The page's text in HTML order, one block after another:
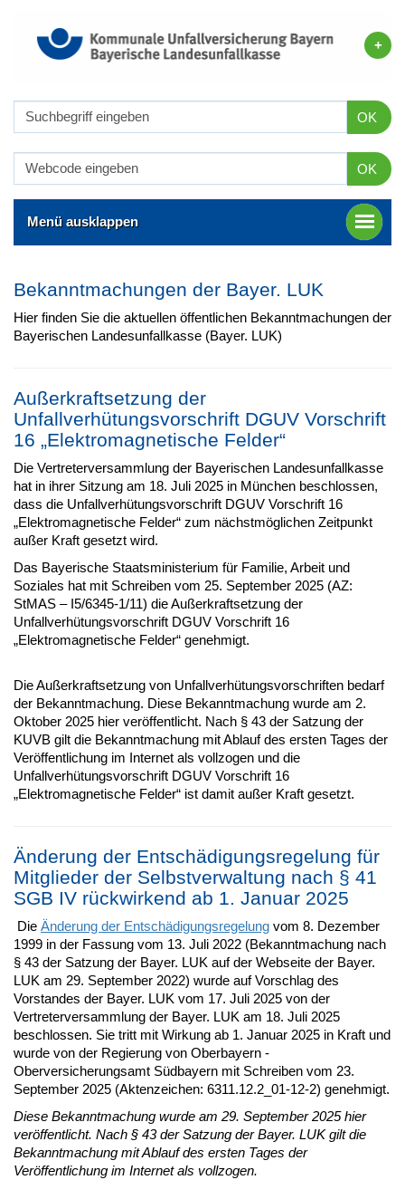
OK
OK
Menü ausklappen
Bekanntmachungen der Bayer. LUK
Hier finden Sie die aktuellen öffentlichen Bekanntmachungen der
Bayerischen Landesunfallkasse (Bayer. LUK)
Außerkraftsetzung der
Unfallverhütungsvorschrift DGUV Vorschrift
16 „Elektromagnetische Felder“
Die Vertreterversammlung der Bayerischen Landesunfallkasse
hat in ihrer Sitzung am 18. Juli 2025 in München beschlossen,
dass die Unfallverhütungsvorschrift DGUV Vorschrift 16
„Elektromagnetische Felder“ zum nächstmöglichen Zeitpunkt
außer Kraft gesetzt wird.
Das Bayerische Staatsministerium für Familie, Arbeit und
Soziales hat mit Schreiben vom 25. September 2025 (AZ:
StMAS – I5/6345-1/11) die Außerkraftsetzung der
Unfallverhütungsvorschrift DGUV Vorschrift 16
„Elektromagnetische Felder“ genehmigt.
Die Außerkraftsetzung von Unfallverhütungsvorschriften bedarf
der Bekanntmachung. Diese Bekanntmachung wurde am 2.
Oktober 2025 hier veröffentlicht. Nach § 43 der Satzung der
KUVB gilt die Bekanntmachung mit Ablauf des ersten Tages der
Veröffentlichung im Internet als vollzogen und die
Unfallverhütungsvorschrift DGUV Vorschrift 16
„Elektromagnetische Felder“ ist damit außer Kraft gesetzt.
Änderung der Entschädigungsregelung für
Mitglieder der Selbstverwaltung nach § 41
SGB IV rückwirkend ab 1. Januar 2025
Die Änderung der Entschädigungsregelung vom 8. Dezember
1999 in der Fassung vom 13. Juli 2022 (Bekanntmachung nach
§ 43 der Satzung der Bayer. LUK auf der Webseite der Bayer.
LUK am 29. September 2022) wurde auf Vorschlag des
Vorstandes der Bayer. LUK vom 17. Juli 2025 von der
Vertreterversammlung der Bayer. LUK am 18. Juli 2025
beschlossen. Sie tritt mit Wirkung ab 1. Januar 2025 in Kraft und
wurde von der Regierung von Oberbayern -
Oberversicherungsamt Südbayern mit Schreiben vom 23.
September 2025 (Aktenzeichen: 6311.12.2_01-12-2) genehmigt.
Diese Bekanntmachung wurde am 29. September 2025 hier
veröffentlicht. Nach § 43 der Satzung der Bayer. LUK gilt die
Bekanntmachung mit Ablauf des ersten Tages der
Veröffentlichung im Internet als vollzogen.